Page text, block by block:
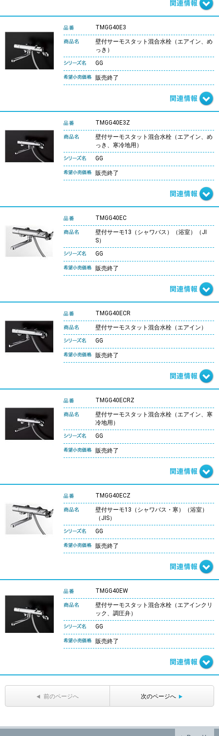
TMGG40E3
壁付サーモスタット混合水栓（エアイン、め
っき）
GG
販売終了
TMGG40E3Z
壁付サーモスタット混合水栓（エアイン、め
っき、寒冷地用）
GG
販売終了
TMGG40EC
壁付サーモ13（シャワバス）（浴室）（JI
S）
GG
販売終了
TMGG40ECR
壁付サーモスタット混合水栓（エアイン）
GG
販売終了
TMGG40ECRZ
壁付サーモスタット混合水栓（エアイン、寒
冷地用）
GG
販売終了
TMGG40ECZ
壁付サーモ13（シャワバス・寒）（浴室）
（JIS）
GG
販売終了
TMGG40EW
壁付サーモスタット混合水栓（エアインクリ
ック、調圧弁）
GG
販売終了
前のページへ 次のページへ